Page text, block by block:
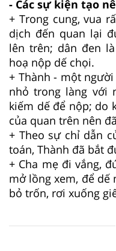
- Các sự kiện tạo
+ Trong cung, vua
dịch đến quan lại
lên trên; dân đen
hoạ nộp dế chọi.
+ Thành - một
nhỏ trong làng với
kiếm dế để nộp; do
của quan trên nên
+ Theo sự chỉ dẫn
toán, Thành đã bắt
+ Cha mẹ đi vắng,
mở lồng xem, để dế
bỏ trốn, rơi xuống